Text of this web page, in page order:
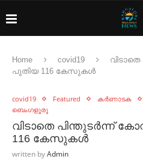
Home covid19
പുതിയ 116 കേസുകൾ
covid19 Featured കർണാടക
ബെംഗളൂരു
വിടാതെ പിന്തുടർന്ന്
116 കേസുകൾ
written byAdmin